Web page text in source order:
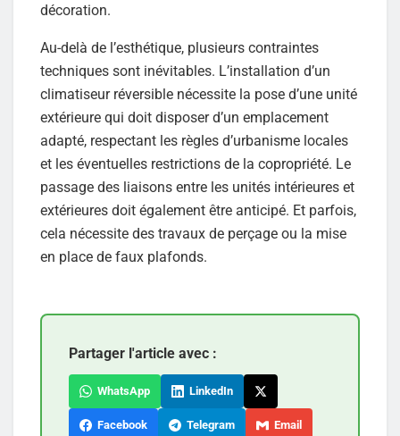
décoration.
Au-delà de l’esthétique, plusieurs contraintes
techniques sont inévitables. L’installation d’un
climatiseur réversible nécessite la pose d’une unité
extérieure qui doit disposer d’un emplacement
adapté, respectant les règles d’urbanisme locales
et les éventuelles restrictions de la copropriété. Le
passage des liaisons entre les unités intérieures et
extérieures doit également être anticipé. Et parfois,
cela nécessite des travaux de perçage ou la mise
en place de faux plafonds.
Partager l'article avec :
WhatsApp LinkedIn
Facebook Telegram Email